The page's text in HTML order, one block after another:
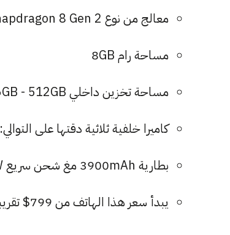
معالج من نوع Snapdragon 8 Gen 2 بدقة 4nm
مساحة رام 8GB
مساحة تخزين داخلي 128GB - 256GB - 512GB
كاميرا خلفية ثلاثية دقتها على التوالي: 50MP+10MP+12MP وأمامية 12MP
بطارية 3900mAh مغ شحن سريع 25W
يبدأ سعر هذا الهاتف من 799$ تقريبا